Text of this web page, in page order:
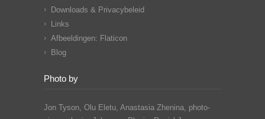
Downloads & Privacybeleid
Links
Afbeeldingen: Flaticon
Blog
Photo by
Jon Tyson, Olu Eletu, Anastasia Zhenina, photo-